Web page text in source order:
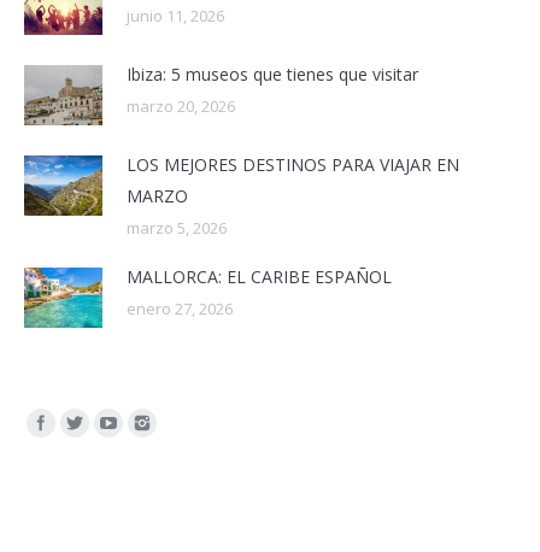
junio 11, 2026
Ibiza: 5 museos que tienes que visitar
marzo 20, 2026
LOS MEJORES DESTINOS PARA VIAJAR EN
MARZO
marzo 5, 2026
MALLORCA: EL CARIBE ESPAÑOL
enero 27, 2026
Encuéntranos en: